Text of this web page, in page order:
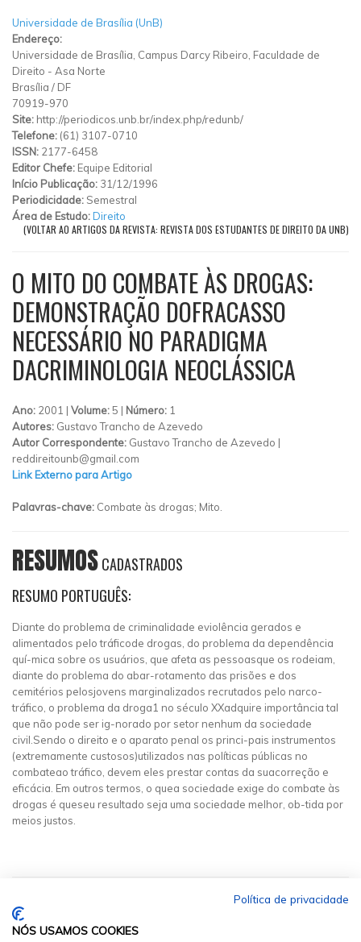
Universidade de Brasília (UnB)
Endereço:
Universidade de Brasília, Campus Darcy Ribeiro, Faculdade de
Direito - Asa Norte
Brasília / DF
70919-970
Site: http://periodicos.unb.br/index.php/redunb/
Telefone: (61) 3107-0710
ISSN: 2177-6458
Editor Chefe: Equipe Editorial
Início Publicação: 31/12/1996
Periodicidade: Semestral
Área de Estudo:Direito
(VOLTAR AO ARTIGOS DA REVISTA: REVISTA DOS ESTUDANTES DE DIREITO DA UNB)
O MITO DO COMBATE ÀS DROGAS:
DEMONSTRAÇÃO DOFRACASSO
NECESSÁRIO NO PARADIGMA
DACRIMINOLOGIA NEOCLÁSSICA
Ano: 2001 | Volume:5 | Número: 1
Autores: Gustavo Trancho de Azevedo
Autor Correspondente: Gustavo Trancho de Azevedo |
reddireitounb@gmail.com
Link Externo para Artigo
Palavras-chave: Combate às drogas; Mito.
RESUMOSCADASTRADOS
RESUMO PORTUGUÊS:
Diante do problema de criminalidade eviolência gerados e
alimentados pelo tráficode drogas, do problema da dependência
quí-mica sobre os usuários, que afeta as pessoasque os rodeiam,
diante do problema do abar-rotamento das prisões e dos
cemitérios pelosjovens marginalizados recrutados pelo narco-
tráfico, o problema da droga1 no século XXadquire importância tal
que não pode ser ig-norado por setor nenhum da sociedade
civil.Sendo o direito e o aparato penal os princi-pais instrumentos
(extremamente custosos)utilizados nas políticas públicas no
combateao tráfico, devem eles prestar contas da suacorreção e
eficácia. Em outros termos, o quea sociedade exige do combate às
drogas é queseu resultado seja uma sociedade melhor, ob-tida por
meios justos.
Política de privacidade
NÓS USAMOS COOKIES